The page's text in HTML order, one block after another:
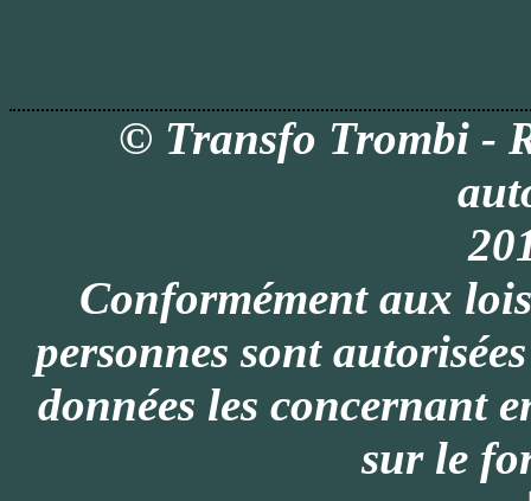
© Transfo Trombi -
Conformément aux
personnes sont
données les concernant
sur le